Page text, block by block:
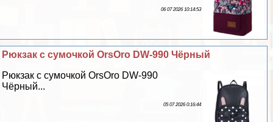
06 07 2026 10:14:53
Рюкзак с сумочкой OrsOro DW-990 Чёрный
Рюкзак с сумочкой OrsOro DW-990
Чёрный...
05 07 2026 0:16:44